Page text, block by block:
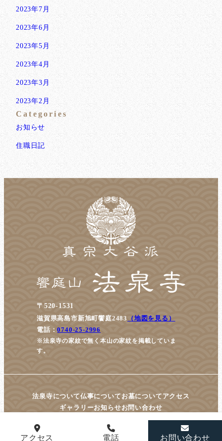
2023年7月
2023年6月
2023年5月
2023年4月
2023年3月
2023年2月
Categories
お知らせ
住職日記
〒520-1531
滋賀県高島市新旭町饗庭2483
（地図を見る）
電話：0740-25-2996
※法泉寺の家紋で無く本山の家紋を掲載していま
す。
法泉寺について仏事について お墓について アクセス
ギャラリーお知らせお問い合わせ
アクセス 電話 お問い合わせ